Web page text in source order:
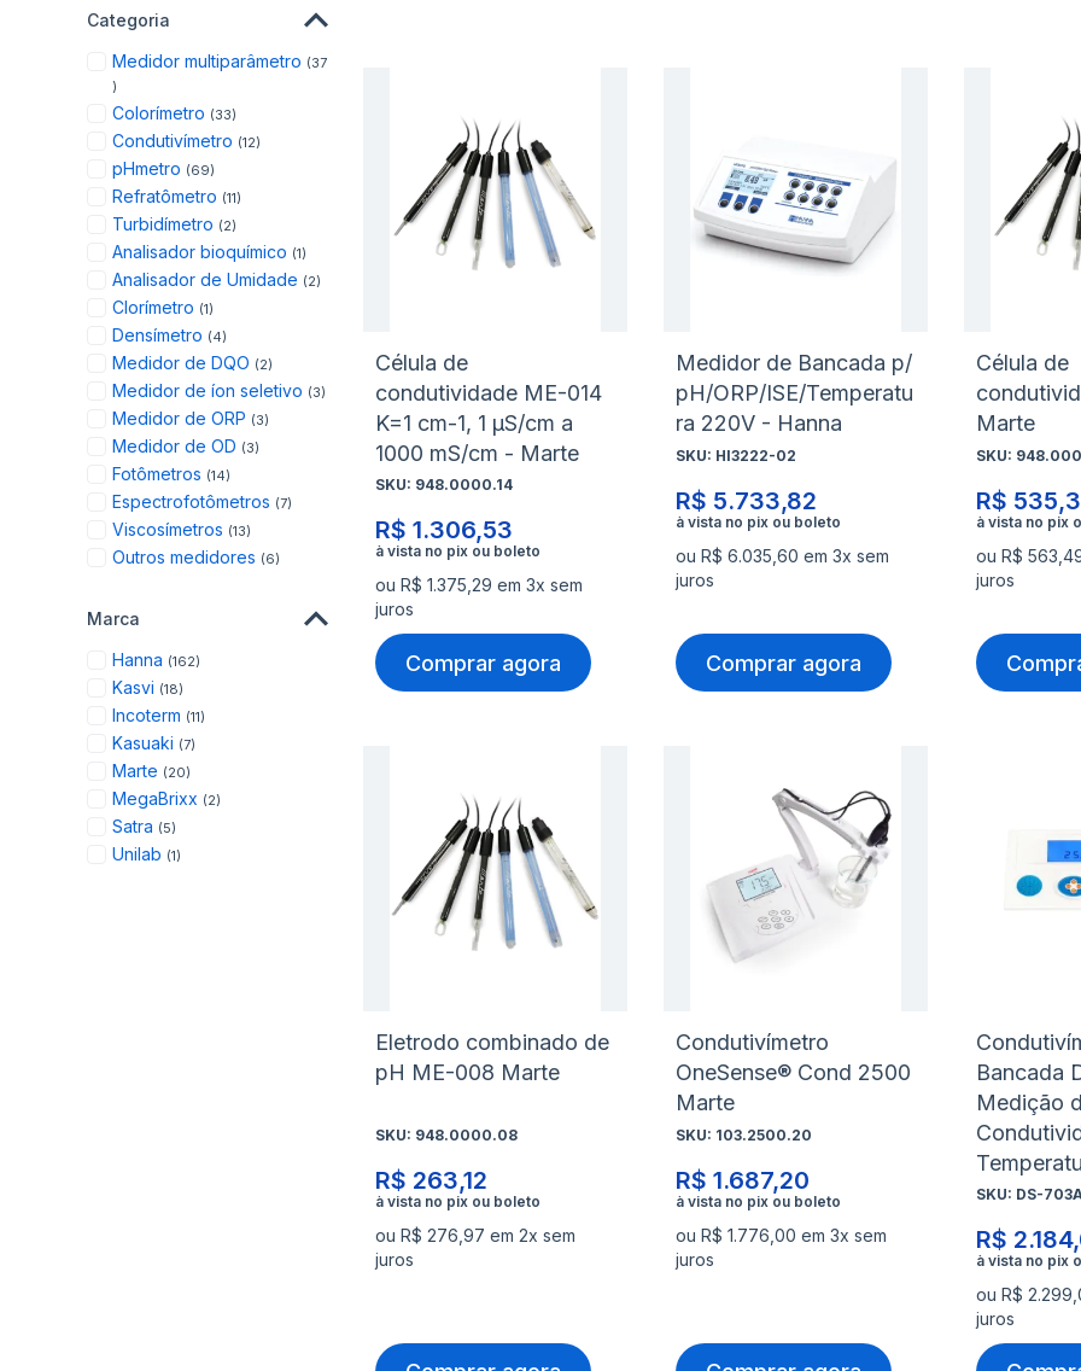
Célula de
condutividade ME-014
K=1 cm-1, 1 μS/cm a
1000 mS/cm - Marte
SKU: 948.0000.14
R$ 1.306,53
ou R$ 1.375,29 em 3x sem
juros
Comprar agora
lista
de
Adicionar
para
Comparar
Medidor de Bancada p/
pH/ORP/ISE/Temperatu
ra 220V - Hanna
SKU: HI3222-02
R$ 5.733,82
ou R$ 6.035,60 em 3x sem
juros
Comprar agora
lista
de
para
Célula de
Marte
SKU:
R$
ou R$
juros
Eletrodo combinado de
pH ME-008 Marte
SKU: 948.0000.08
R$ 263,12
ou R$ 276,97 em 2x sem
juros
Adicionar
lista
de
desejos
Adicionar
para
Comparar
Condutivímetro
OneSense® Cond 2500
Marte
SKU: 103.2500.20
R$ 1.687,20
ou R$ 1.776,00 em 3x sem
juros
lista
para
Bancada
Medição
SKU: DS-
R$
ou R$
juros
Categoria
Medidor multiparâmetro
37
items
Colorímetro 33items
Condutivímetro 12items
pHmetro 69items
Refratômetro 11items
Turbidímetro 2items
Analisador bioquímico 1item
Analisador de Umidade 2items
Clorímetro 1item
Densímetro 4items
Medidor de DQO 2items
Medidor de íon seletivo 3items
Medidor de ORP 3items
Medidor de OD 3items
Fotômetros 14items
Espectrofotômetros 7items
Viscosímetros 13items
Outros medidores 6items
Marca
Hanna 162items
Kasvi 18items
Incoterm 11items
Kasuaki 7items
Marte 20items
MegaBrixx 2items
Satra 5items
Unilab 1item